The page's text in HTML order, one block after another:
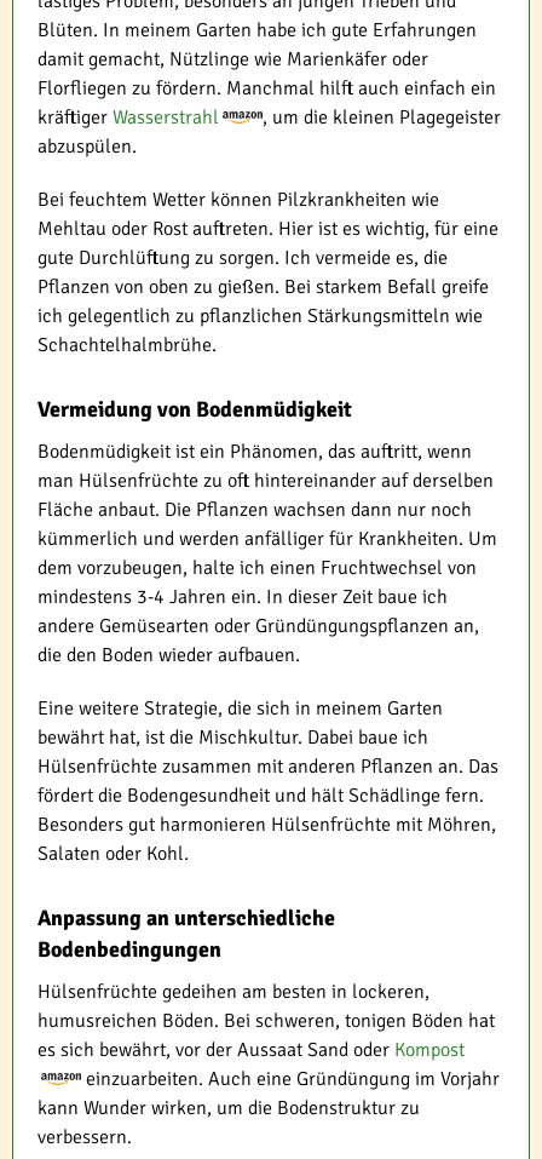
Blüten. In meinem Garten habe ich gute Erfahrungen
damit gemacht, Nützlinge wie Marienkäfer oder
Florfliegen zu fördern. Manchmal hilft auch einfach ein
kräftiger Wasserstrahl
, um die kleinen Plagegeister
abzuspülen.
Bei feuchtem Wetter können Pilzkrankheiten wie
Mehltau oder Rost auftreten. Hier ist es wichtig, für eine
gute Durchlüftung zu sorgen. Ich vermeide es, die
Pflanzen von oben zu gießen. Bei starkem Befall greife
ich gelegentlich zu pflanzlichen Stärkungsmitteln wie
Schachtelhalmbrühe.
Vermeidung von Bodenmüdigkeit
Bodenmüdigkeit ist ein Phänomen, das auftritt, wenn
man Hülsenfrüchte zu oft hintereinander auf derselben
Fläche anbaut. Die Pflanzen wachsen dann nur noch
kümmerlich und werden anfälliger für Krankheiten. Um
dem vorzubeugen, halte ich einen Fruchtwechsel von
mindestens 3-4 Jahren ein. In dieser Zeit baue ich
andere Gemüsearten oder Gründüngungspflanzen an,
die den Boden wieder aufbauen.
Eine weitere Strategie, die sich in meinem Garten
bewährt hat, ist die Mischkultur. Dabei baue ich
Hülsenfrüchte zusammen mit anderen Pflanzen an. Das
fördert die Bodengesundheit und hält Schädlinge fern.
Besonders gut harmonieren Hülsenfrüchte mit Möhren,
Salaten oder Kohl.
Anpassung an unterschiedliche
Bodenbedingungen
Hülsenfrüchte gedeihen am besten in lockeren,
humusreichen Böden. Bei schweren, tonigen Böden hat
es sich bewährt, vor der Aussaat Sand oder Kompost
einzuarbeiten. Auch eine Gründüngung im Vorjahr
kann Wunder wirken, um die Bodenstruktur zu
verbessern.